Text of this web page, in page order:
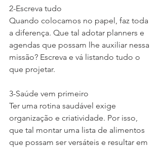
2-Escreva tudo
Quando colocamos no papel, faz toda
a diferença. Que tal adotar planners e
agendas que possam lhe auxiliar nessa
missão? Escreva e vá listando tudo o
que projetar.
3-Saúde vem primeiro
Ter uma rotina saudável exige
organização e criatividade. Por isso,
que tal montar uma lista de alimentos
que possam ser versáteis e resultar em